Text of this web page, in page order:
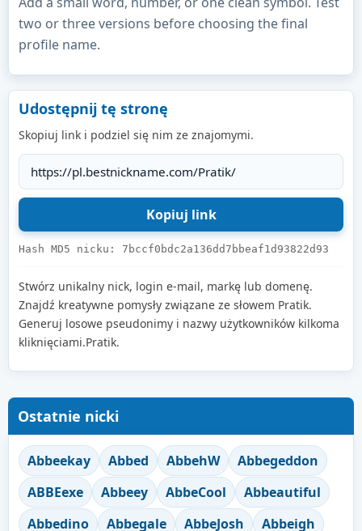
two or three versions before choosing the final
profile name.
Udostępnij tę stronę
Skopiuj link i podziel się nim ze znajomymi.
Hash MD5 nicku: 7bccf0bdc2a136dd7bbeaf1d93822d93
Stwórz unikalny nick, login e-mail, markę lub domenę.
Znajdź kreatywne pomysły związane ze słowem Pratik.
Generuj losowe pseudonimy i nazwy użytkowników kilkoma
kliknięciami.Pratik.
Ostatnie nicki
Abbeekay Abbed AbbehW
Abbegeddon
ABBEexe
Abbeey AbbeCool
Abbeautiful
Abbedino
Abbegale AbbeJosh Abbeigh